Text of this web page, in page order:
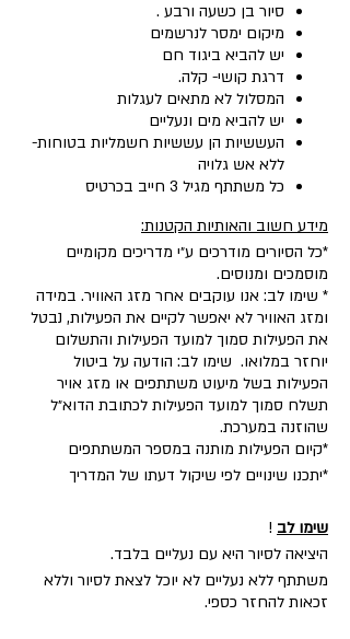
סיור בן כשעה ורבע .
מיקום ימסר לנרשמים
יש להביא ביגוד חם
דרגת קושי- קלה.
המסלול לא מתאים לעגלות
יש להביא מים ונעליים
העששיות הן עששיות חשמליות בטוחות-
ללא אש גלויה
כל משתתף מגיל 3 חייב בכרטיס
מידע חשוב והאותיות הקטנות:
*כל הסיורים מודרכים ע״י מדריכים מקומיים
מוסמכים ומנוסים.
* שימו לב: אנו עוקבים אחר מזג האוויר. במידה
ומזג האוויר לא יאפשר לקיים את הפעילות, נבטל
את הפעילות סמוך למועד הפעילות והתשלום
יוחזר במלואו. שימו לב: הודעה על ביטול
הפעילות בשל מיעוט משתתפים או מזג אויר
תשלח סמוך למועד הפעילות לכתובת הדוא״ל
שהוזנה במערכת.
​*קיום הפעילות מותנה במספר המשתתפים
*יתכנו שינויים לפי שיקול דעתו של המדריך
שימו לב !
היציאה לסיור היא עם נעליים בלבד.
משתתף ללא נעליים לא יוכל לצאת לסיור וללא
זכאות להחזר כספי.